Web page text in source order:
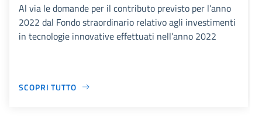
Al via le domande per il contributo previsto per l’anno
2022 dal Fondo straordinario relativo agli investimenti
in tecnologie innovative effettuati nell’anno 2022
SCOPRI TUTTO